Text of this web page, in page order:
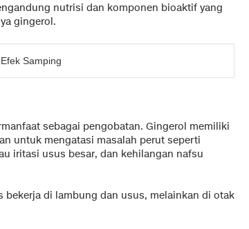
nutrisi dan komponen bioaktif yang
gingerol.
Samping
sebagai pengobatan. Gingerol memiliki
untuk mengatasi masalah perut seperti
iritasi usus besar, dan kehilangan nafsu
bekerja di lambung dan usus, melainkan di otak